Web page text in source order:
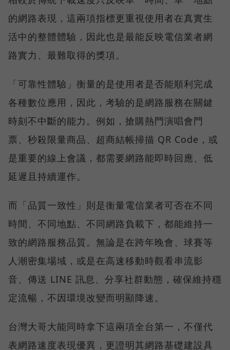
的網路表現，這兩項指標更重視使用者在真實生
活中的整體體驗，因此也是最能反映電信業者網
路實力、最難取得的獎項。
「可靠性體驗」衡量的是使用者是否能順利完成
各種數位應用，因此，考驗的是網路服務在關鍵
時刻不中斷的能力。例如，搶購熱門演唱會門
票、秒殺限量商品、超商結帳掃描 QR Code，或
是重要的線上會議，都需要網路能即時回應、低
延遲且持續運作。
而「品質一致性」則是衡量電信業者可否在不同
時間、不同地點、不同網路負載下，都能維持一
致的網路服務品質。無論是在跨年晚會、球賽等
人潮密集場域，或是在高速移動時觀看串流影
音、傳送 LINE 訊息、分享社群動態，確保維持穩
定流暢，不因環境改變而明顯降速。
台灣大哥大能同時拿下這兩項全台第一，不僅代
表網路速度表現優異，更證明其網路基礎建設具